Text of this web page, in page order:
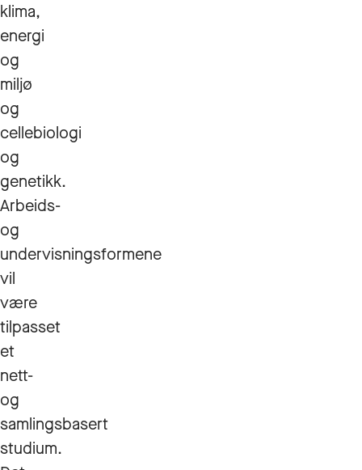
klima,
energi
og
miljø
og
cellebiologi
og
genetikk.
Arbeids-
og
undervisningsformene
vil
være
tilpasset
et
nett-
og
samlingsbasert
studium.